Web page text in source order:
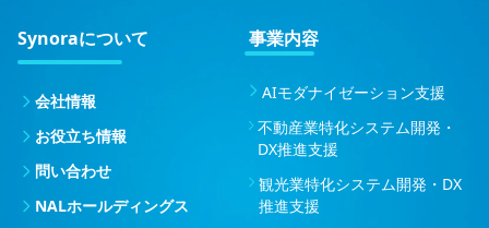
Synoraについて
会社情報
お役立ち情報
問い合わせ
NALホールディングス
事業内容
AIモダナイゼーション支援
不動産業特化システム開発・
DX推進支援
観光業特化システム開発・DX
推進支援